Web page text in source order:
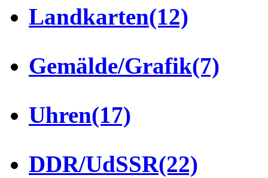
Landkarten(12)
Gemälde/Grafik(7)
Uhren(17)
DDR/UdSSR(22)